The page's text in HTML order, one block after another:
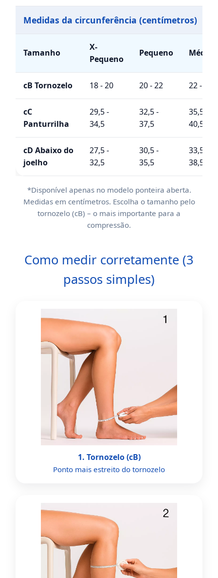
Medidas da circunferência (centímetros)
Tamanho
X-
Pequeno
Pequeno Médio
cB Tornozelo 18 - 20 20 - 22 22 - 24
cC
Panturrilha
29,5 -
34,5
32,5 -
37,5
35,5 -
40,5
cD Abaixo do
joelho
27,5 -
32,5
30,5 -
35,5
33,5 -
38,5
*Disponível apenas no modelo ponteira aberta.
Medidas em centímetros. Escolha o tamanho pelo
tornozelo (cB) – o mais importante para a
compressão.
Como medir corretamente (3
passos simples)
1. Tornozelo (cB)
Ponto mais estreito do tornozelo